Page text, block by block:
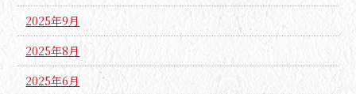
2025年9月
2025年8月
2025年6月